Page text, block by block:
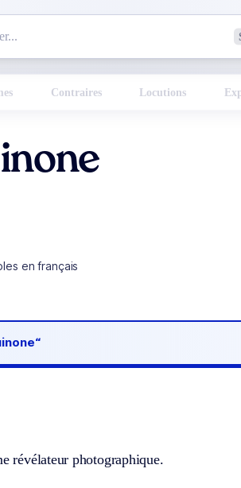
Contraires Locutions
en français
révélateur photographique.